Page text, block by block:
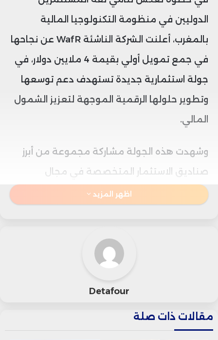
الدوليين في منظومة التكنولوجيا المالية
بالمغرب، أعلنت الشركة الناشئة WafR عن نجاحها
في جمع تمويل أولي بقيمة 4 ملايين دولار، في
جولة استثمارية جديدة تستهدف دعم توسعها
وتطوير حلولها الرقمية الموجهة لتعزيز الشمول
المالي.
وشهدت هذه الجولة مشاركة مجموعة من أبرز
صناديق الاستثمار المتخصصة في مجال
وآفاق نموها المستقبلية.
اظهر المزيد
Detafour
مقالات ذات صلة